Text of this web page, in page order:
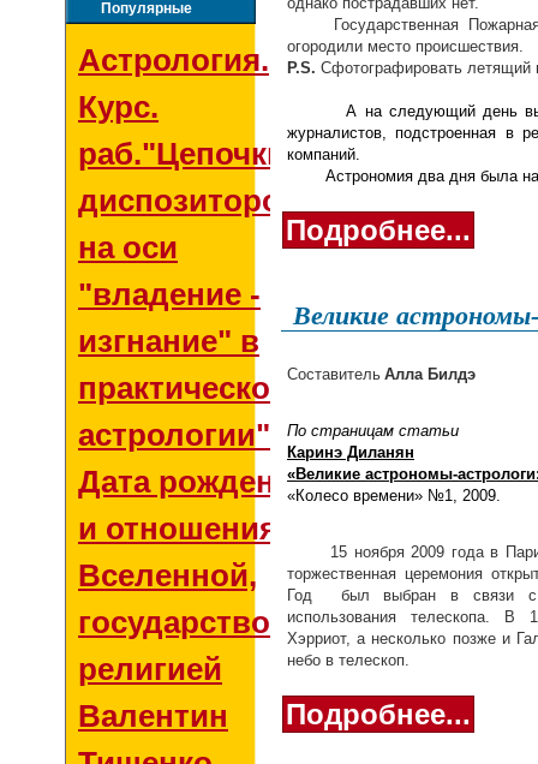
Популярные
Астрология.
Курс.
раб."Цепочки
диспозиторов
на оси
"владение -
изгнание" в
практической
астрологии"
Дата рождения
и отношения со
Вселенной,
государством и
религией
Валентин
Государственная Пожарная
огородили место происшествия.
P.S. Сфотографировать летящий
А на следующий день
журналистов, подстроенная в
компаний.
Астрономия два дня была на
Подробнее...
Великие
Составитель Алла Билдэ
По страницам статьи
Каринэ Диланян
«Великие астрономы-
«Колесо времени» №1, 2009.
15 ноября 2009 года в
торжественная церемония
Год был выбран в связи с
использования телескопа. В
Хэрриот, а несколько позже и
небо в телескоп.
Подробнее...